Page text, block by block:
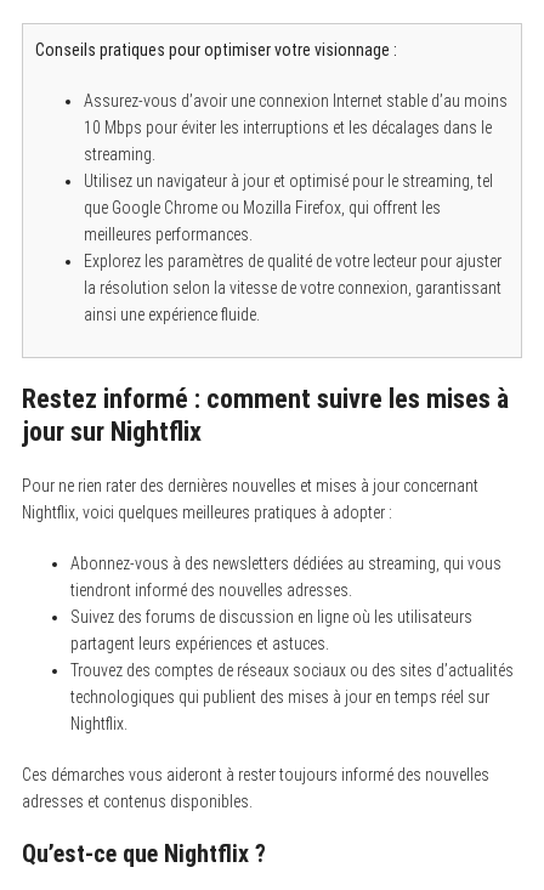
Conseils pratiques pour optimiser votre visionnage :
Assurez-vous d’avoir une connexion Internet stable d’au moins
10 Mbps pour éviter les interruptions et les décalages dans le
streaming.
Utilisez un navigateur à jour et optimisé pour le streaming, tel
que Google Chrome ou Mozilla Firefox, qui offrent les
meilleures performances.
Explorez les paramètres de qualité de votre lecteur pour ajuster
la résolution selon la vitesse de votre connexion, garantissant
ainsi une expérience fluide.
Restez informé : comment suivre les mises à
jour sur Nightflix
Pour ne rien rater des dernières nouvelles et mises à jour concernant
Nightflix, voici quelques meilleures pratiques à adopter :
Abonnez-vous à des newsletters dédiées au streaming, qui vous
tiendront informé des nouvelles adresses.
Suivez des forums de discussion en ligne où les utilisateurs
partagent leurs expériences et astuces.
Trouvez des comptes de réseaux sociaux ou des sites d’actualités
technologiques qui publient des mises à jour en temps réel sur
Nightflix.
Ces démarches vous aideront à rester toujours informé des nouvelles
adresses et contenus disponibles.
Qu’est-ce que Nightflix ?